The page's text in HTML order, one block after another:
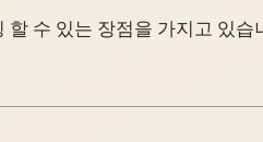
수 있는 장점을 가지고 있습